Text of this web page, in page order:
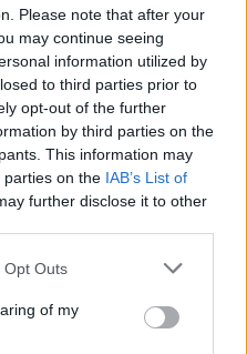
Please note that after your
may continue seeing
information utilized by
to third parties prior to
opt-out of the further
by third parties on the
This information may
parties on the IAB’s List of
further disclose it to other
Opt Outs
of my
Η γνωστή
να πάει στο podcast
του